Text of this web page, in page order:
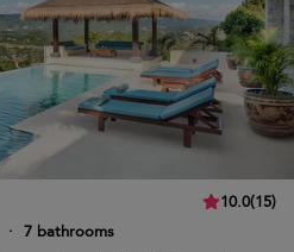
10.0(15)
· 7 bathrooms